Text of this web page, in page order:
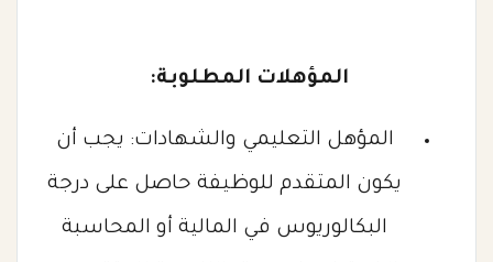
المؤهلات المطلوبة:
المؤهل التعليمي والشهادات: يجب أن
يكون المتقدم للوظيفة حاصل على درجة
البكالوريوس في المالية أو المحاسبة